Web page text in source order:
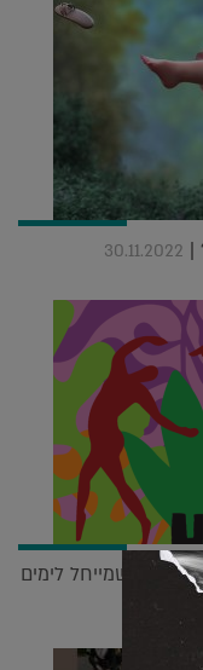
|
30.11.2022
השנה שמייחל לימים